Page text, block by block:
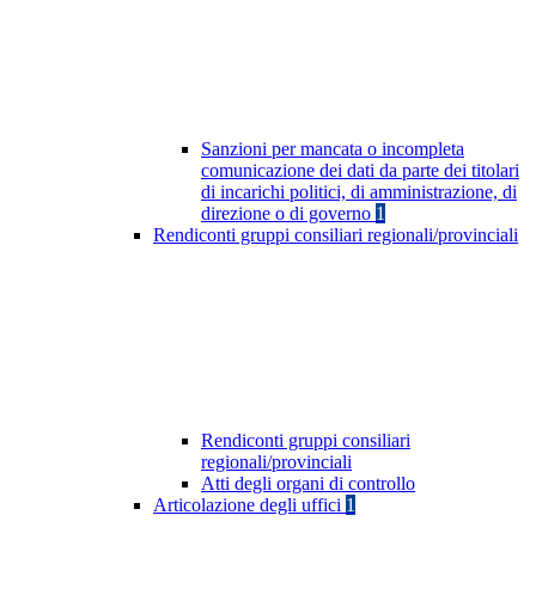
Sanzioni per mancata o incompleta
comunicazione dei dati da parte dei titolari
di incarichi politici, di amministrazione, di
direzione o di governo 1
Rendiconti gruppi consiliari regionali/provinciali
Rendiconti gruppi consiliari
regionali/provinciali
Atti degli organi di controllo
Articolazione degli uffici 1